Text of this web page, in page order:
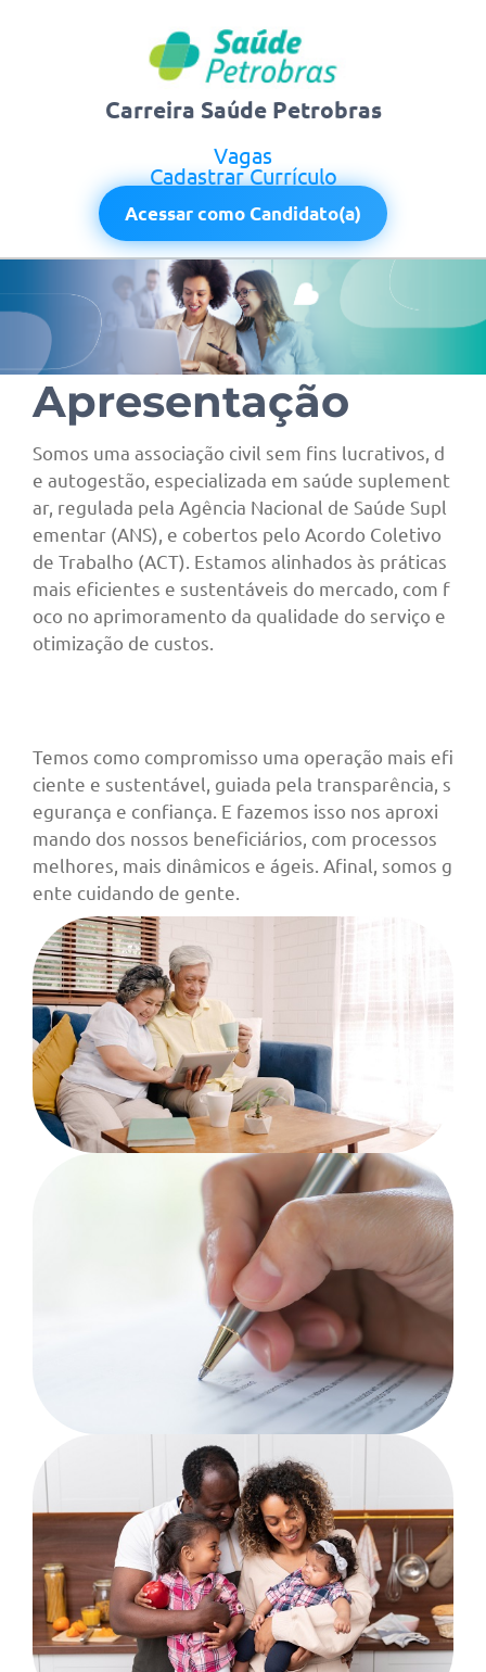
Carreira Saúde Petrobras
Vagas
Cadastrar Currículo
Acessar como Candidato(a)
Apresentação
Somos uma associação civil sem fins lucrativos, d
e autogestão, especializada em saúde suplement
ar, regulada pela Agência Nacional de Saúde Supl
ementar (ANS), e cobertos pelo Acordo Coletivo
de Trabalho (ACT). Estamos alinhados às práticas
mais eficientes e sustentáveis do mercado, com f
oco no aprimoramento da qualidade do serviço e
otimização de custos.
Temos como compromisso uma operação mais efi
ciente e sustentável, guiada pela transparência, s
egurança e confiança. E fazemos isso nos aproxi
mando dos nossos beneficiários, com processos
melhores, mais dinâmicos e ágeis. Afinal, somos g
ente cuidando de gente.